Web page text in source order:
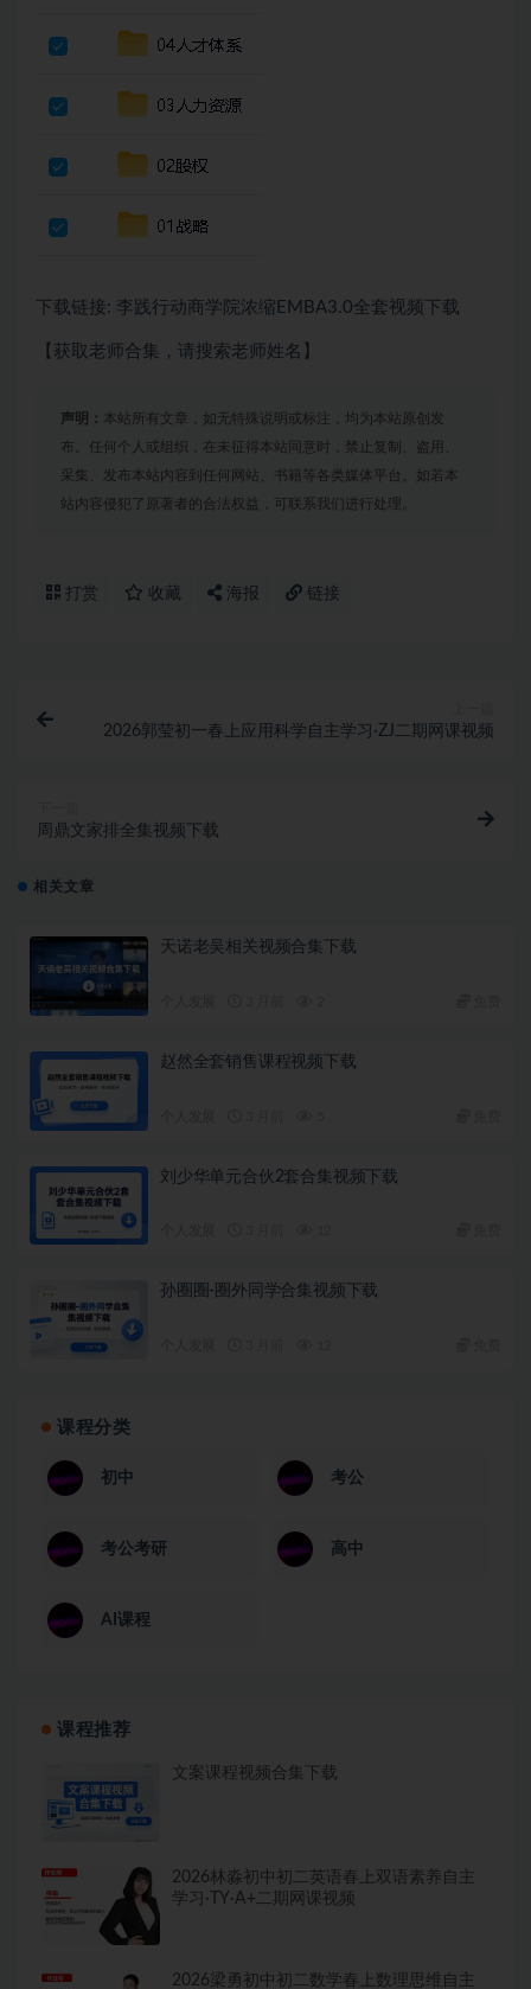
下载链接: 李践行动商学院浓缩EMBA3.0全套视频下载
【获取老师合集，请搜索老师姓名】
声明： 本站所有文章，如无特殊说明或标注，均为本站原创发
布。任何个人或组织，在未征得本站同意时，禁止复制、盗用、
采集、发布本站内容到任何网站、书籍等各类媒体平台。如若本
站内容侵犯了原著者的合法权益，可联系我们进行处理。
打赏 收藏 海报 链接
2026郭莹初一春上应用科学自主学习·ZJ二期网课视频
周鼎文家排全集视频下载
相关文章
天诺老吴相关视频合集下载
赵然全套销售课程视频下载
刘少华单元合伙2套合集视频下载
孙圈圈-圈外同学合集视频下载
课程分类
初中 考公
考公考研 高中
AI课程
课程推荐
文案课程视频合集下载
2026林淼初中初二英语春上双语素养自主
学习·TY·A+二期网课视频
2026梁勇初中初二数学春上数理思维自主